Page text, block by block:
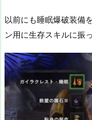
以前にも睡眠爆破装備
ン用に生存スキルに振